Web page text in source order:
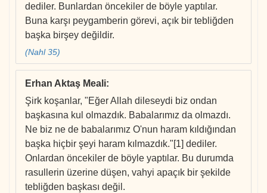
dediler. Bunlardan öncekiler de böyle yaptılar.
Buna karşı peygamberin görevi, açık bir tebliğden
başka birşey değildir.
(Nahl 35)
Erhan Aktaş Meali:
Şirk koşanlar, "Eğer Allah dileseydi biz ondan
başkasına kul olmazdık. Babalarımız da olmazdı.
Ne biz ne de babalarımız O'nun haram kıldığından
başka hiçbir şeyi haram kılmazdık."[1] dediler.
Onlardan öncekiler de böyle yaptılar. Bu durumda
rasullerin üzerine düşen, vahyi apaçık bir şekilde
tebliğden başkası değil.